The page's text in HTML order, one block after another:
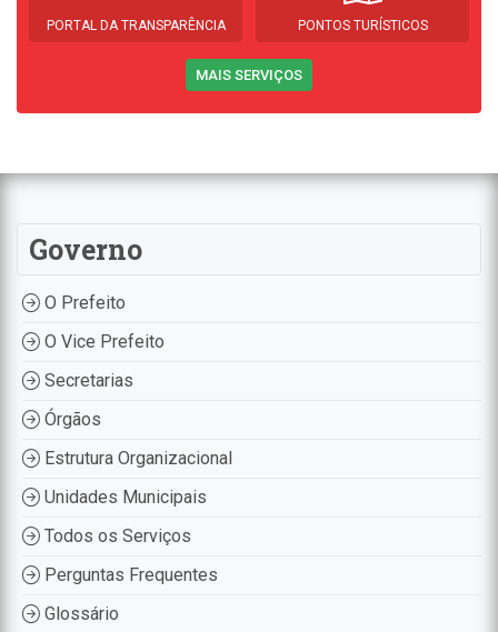
PORTAL DA TRANSPARÊNCIA PONTOS TURÍSTICOS
MAIS SERVIÇOS
Governo
O Prefeito
O Vice Prefeito
Secretarias
Órgãos
Estrutura Organizacional
Unidades Municipais
Todos os Serviços
Perguntas Frequentes
Glossário